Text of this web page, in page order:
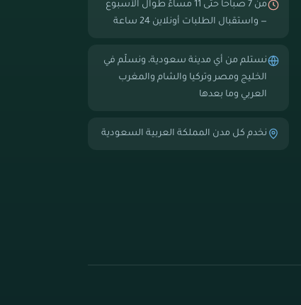
من 7 صباحاً حتى 11 مساءً طوال الأسبوع
— واستقبال الطلبات أونلاين 24 ساعة
نستلم من أي مدينة سعودية، ونسلّم في
الخليج ومصر وتركيا والشام والمغرب
العربي وما بعدها
نخدم كل مدن المملكة العربية السعودية